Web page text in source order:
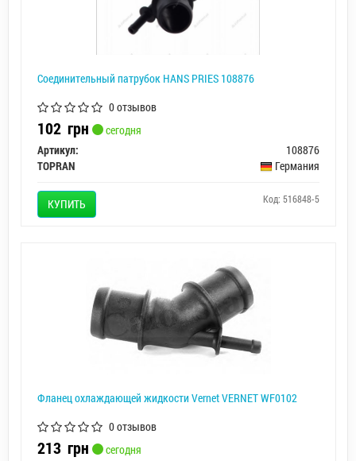
Соединительный патрубок HANS PRIES 108876
0 отзывов
102 грн
сегодня
Артикул:
108876
TOPRAN
Германия
КУПИТЬ Код: 516848-5
Фланец охлаждающей жидкости Vernet VERNET WF0102
0 отзывов
213 грн
сегодня